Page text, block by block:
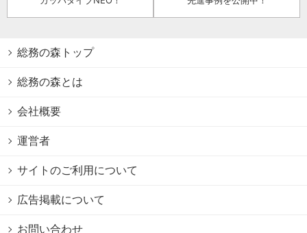
総務の森トップ
総務の森とは
会社概要
運営者
サイトのご利用について
広告掲載について
お問い合わせ